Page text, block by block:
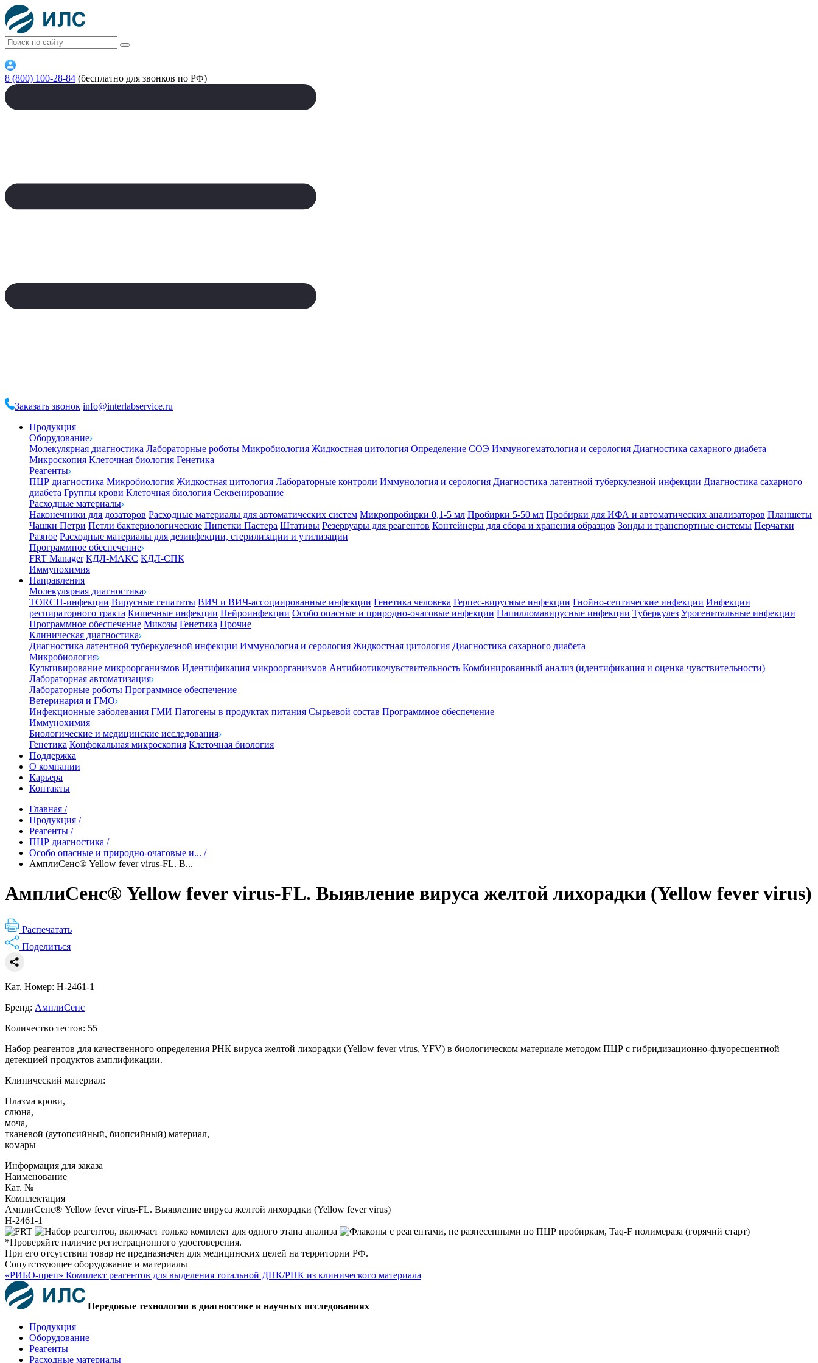
8 (800) 100-28-84 (бесплатно для звонков по РФ)
Заказать звонок info@interlabservice.ru
Продукция
Оборудование
Молекулярная диагностика Лабораторные роботы Микробиология Жидкостная цитология Определение СОЭ Иммуногематология и серология Диагностика сахарного диабета
Микроскопия Клеточная биология Генетика
Реагенты
ПЦР диагностика Микробиология Жидкостная цитология Лабораторные контроли Иммунология и серология Диагностика латентной туберкулезной инфекции Диагностика сахарного
диабета Группы крови Клеточная биология Секвенирование
Расходные материалы
Наконечники для дозаторов Расходные материалы для автоматических систем Микропробирки 0,1-5 мл Пробирки 5-50 мл Пробирки для ИФА и автоматических анализаторов Планшеты
Чашки Петри Петли бактериологические Пипетки Пастера Штативы Резервуары для реагентов Контейнеры для сбора и хранения образцов Зонды и транспортные системы Перчатки
Разное Расходные материалы для дезинфекции, стерилизации и утилизации
Программное обеспечение
FRT Manager КДЛ-МАКС КДЛ-СПК
Иммунохимия
Направления
Молекулярная диагностика
TORCH-инфекции Вирусные гепатиты ВИЧ и ВИЧ-ассоциированные инфекции Генетика человека Герпес-вирусные инфекции Гнойно-септические инфекции Инфекции
респираторного тракта Кишечные инфекции Нейроинфекции Особо опасные и природно-очаговые инфекции Папилломавирусные инфекции Туберкулез Урогенитальные инфекции
Программное обеспечение Микозы Генетика Прочие
Клиническая диагностика
Диагностика латентной туберкулезной инфекции Иммунология и серология Жидкостная цитология Диагностика сахарного диабета
Микробиология
Культивирование микроорганизмов Идентификация микроорганизмов Антибиотикочувствительность Комбинированный анализ (идентификация и оценка чувствительности)
Лабораторная автоматизация
Лабораторные роботы Программное обеспечение
Ветеринария и ГМО
Инфекционные заболевания ГМИ Патогены в продуктах питания Сырьевой состав Программное обеспечение
Иммунохимия
Биологические и медицинские исследования
Генетика Конфокальная микроскопия Клеточная биология
Поддержка
О компании
Карьера
Контакты
Главная /
Продукция /
Реагенты /
ПЦР диагностика /
Особо опасные и природно-очаговые и... /
АмплиСенс® Yellow fever virus-FL. В...
АмплиСенс® Yellow fever virus-FL. Выявление вируса желтой лихорадки (Yellow fever virus)
Распечатать
Поделиться
Кат. Номер: H-2461-1
Бренд: АмплиСенс
Количество тестов: 55
Набор реагентов для качественного определения РНК вируса желтой лихорадки (Yellow fever virus, YFV) в биологическом материале методом ПЦР с гибридизационно-флуоресцентной
детекцией продуктов амплификации.
Клинический материал:
Плазма крови,
слюна,
моча,
тканевой (аутопсийный, биопсийный) материал,
комары
Информация для заказа
Наименование
Кат. №
Комплектация
АмплиСенс® Yellow fever virus-FL. Выявление вируса желтой лихорадки (Yellow fever virus)
H-2461-1
*Проверяйте наличие регистрационного удостоверения.
При его отсутствии товар не предназначен для медицинских целей на территории РФ.
Сопутствующее оборудование и материалы
«РИБО-преп» Комплект реагентов для выделения тотальной ДНК/РНК из клинического материала
Передовые технологии в диагностике и научных исследованиях
Продукция
Оборудование
Реагенты
Расходные материалы